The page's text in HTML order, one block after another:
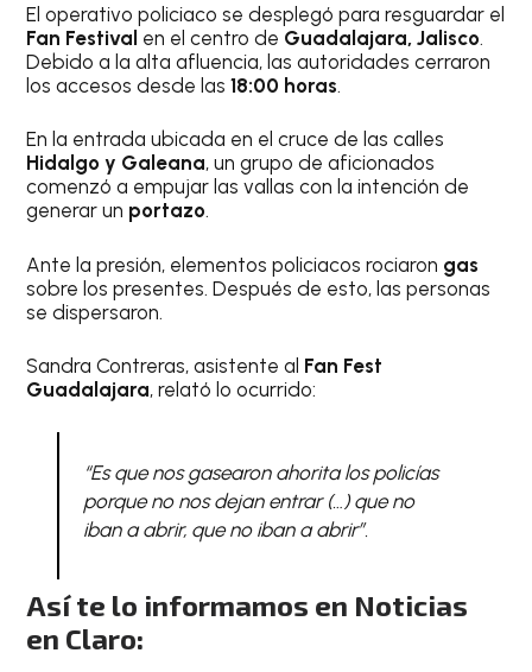
El operativo policiaco se desplegó para resguardar el
Fan Festival en el centro de Guadalajara, Jalisco.
Debido a la alta afluencia, las autoridades cerraron
los accesos desde las18:00 horas.
En la entrada ubicada en el cruce de las calles
Hidalgo y Galeana, un grupo de aficionados
comenzó a empujar las vallas con la intención de
generar un portazo.
Ante la presión, elementos policiacos rociaron gas
sobre los presentes. Después de esto, las personas
se dispersaron.
Sandra Contreras, asistente al Fan Fest
Guadalajara, relató lo ocurrido:
“Es que nos gasearon ahorita los policías
porque no nos dejan entrar (…) que no
iban a abrir, que no iban a abrir”.
Así te lo informamos en Noticias
en Claro: